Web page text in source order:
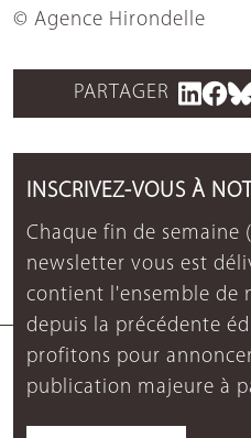
© Agence Hirondelle
PARTAGER
INSCRIVEZ-VOUS À
Chaque fin de semaine
newsletter vous est
contient l'ensemble de
depuis la précédente
profitons pour
publication majeure à